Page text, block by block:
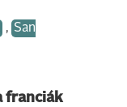
, San
franciák